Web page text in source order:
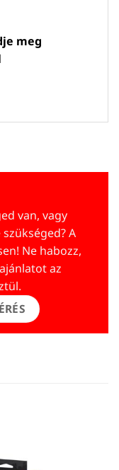
meg
van, vagy
A
Ne habozz,
az